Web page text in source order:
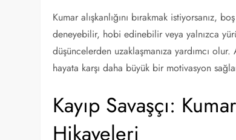
Kumar alışkanlığını bırakmak istiyorsanız,
deneyebilir, hobi edinebilir veya yalnızca
düşüncelerden uzaklaşmanıza yardımcı
hayata karşı daha büyük bir motivasyon
Kayıp Savaşçı:
Hikayeleri